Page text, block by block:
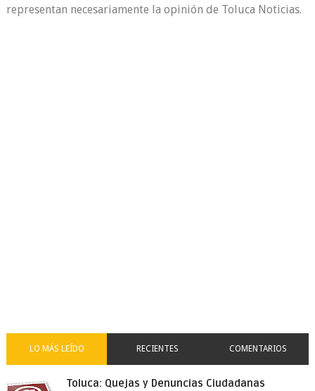
representan necesariamente la opinión de Toluca Noticias.
LO MÁS LEÍDO RECIENTES COMENTARIOS
Toluca: Quejas y Denuncias Ciudadanas